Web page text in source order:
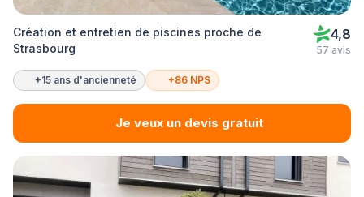
Création et entretien de piscines proche de
Strasbourg
4,8
57 avis
+15 ans d'ancienneté +86 NPS
Je veux un devis gratuit